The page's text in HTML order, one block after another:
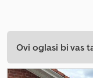
Ovi oglasi bi vas